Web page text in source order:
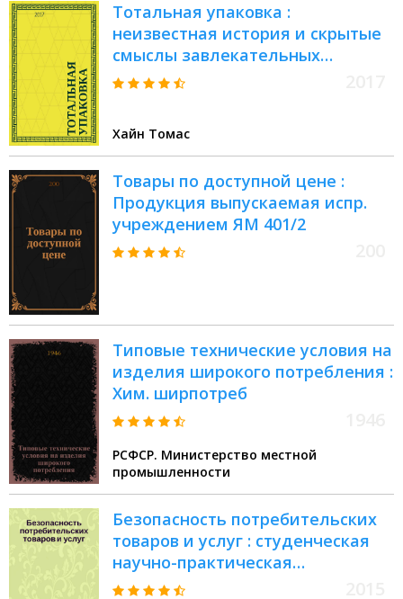
Тотальная упаковка :
неизвестная история и скрытые
смыслы завлекательных
коробок, банок, бутылок и других
Хайн Томас
Товары по доступной цене :
Продукция выпускаемая испр.
учреждением ЯМ 401/2
Типовые технические условия на
изделия широкого потребления :
Хим. ширпотреб
РСФСР. Министерство местной
промышленности
Безопасность потребительских
товаров и услуг : студенческая
научно-практическая
конференция (Орел, 13 декабря